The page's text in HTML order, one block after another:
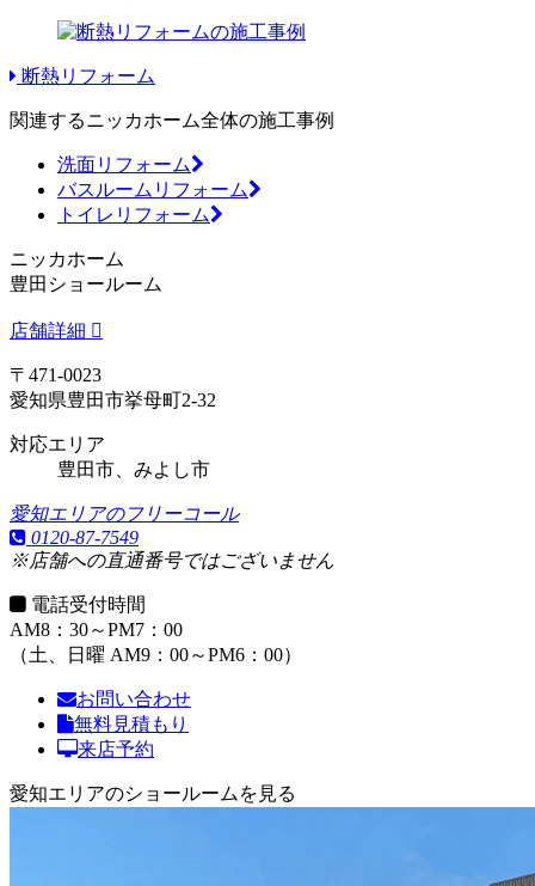
断熱リフォーム
関連するニッカホーム全体の施工事例
洗面リフォーム
バスルームリフォーム
トイレリフォーム
ニッカホーム
豊田ショールーム
店舗詳細
〒471-0023
愛知県豊田市挙母町2-32
対応エリア
豊田市、みよし市
愛知エリアのフリーコール
0120-87-7549
※店舗への直通番号ではございません
電話受付時間
AM8：30～PM7：00
（土、日曜 AM9：00～PM6：00）
お問い合わせ
無料見積もり
来店予約
愛知エリアのショールームを見る